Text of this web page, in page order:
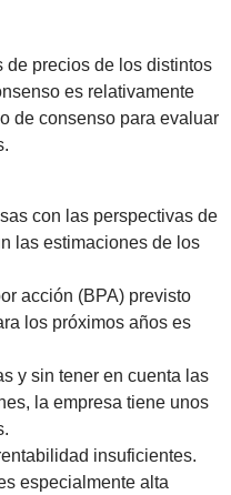
precios de los distintos
es relativamente
de consenso para evaluar
con las perspectivas de
las estimaciones de los
acción (BPA) previsto
los próximos años es
y sin tener en cuenta las
la empresa tiene unos
insuficientes.
especialmente alta